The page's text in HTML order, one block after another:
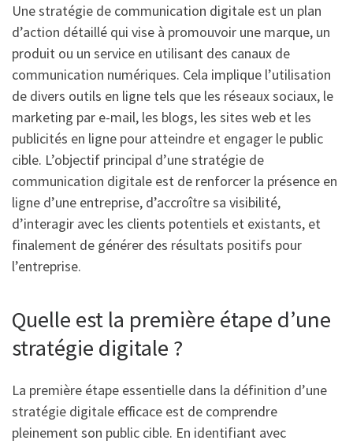
Une stratégie de communication digitale est un plan
d’action détaillé qui vise à promouvoir une marque, un
produit ou un service en utilisant des canaux de
communication numériques. Cela implique l’utilisation
de divers outils en ligne tels que les réseaux sociaux, le
marketing par e-mail, les blogs, les sites web et les
publicités en ligne pour atteindre et engager le public
cible. L’objectif principal d’une stratégie de
communication digitale est de renforcer la présence en
ligne d’une entreprise, d’accroître sa visibilité,
d’interagir avec les clients potentiels et existants, et
finalement de générer des résultats positifs pour
l’entreprise.
Quelle est la première étape d’une
stratégie digitale ?
La première étape essentielle dans la définition d’une
stratégie digitale efficace est de comprendre
pleinement son public cible. En identifiant avec